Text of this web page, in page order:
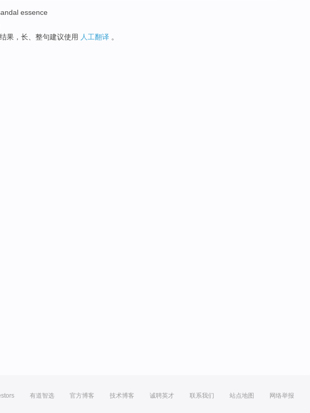
essence
果，长、整句建议使用 人工翻译 。
有道智选 官方博客 技术博客 诚聘英才 联系我们 站点地图 网络举报